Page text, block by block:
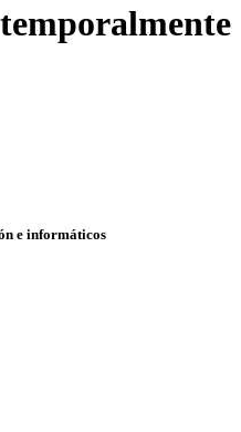
e informáticos